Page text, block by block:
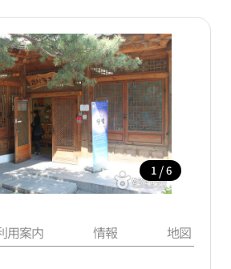
1 / 6
用案内 情報 地図